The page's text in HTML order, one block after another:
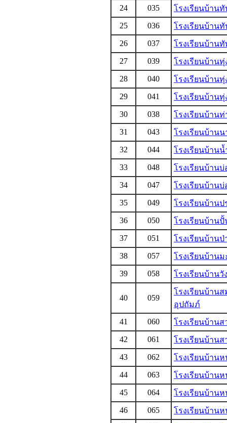
24
035
โรงเรียนบ้าน
25
036
โรงเรียนบ้าน
26
037
โรงเรียนบ้าน
27
039
โรงเรียนบ้านทุ่
28
040
โรงเรียนบ้าน
29
041
โรงเรียนบ้านทุ่
30
038
โรงเรียนบ้าน
31
043
โรงเรียนบ้าน
32
044
โรงเรียนบ้าน
33
048
โรงเรียนบ้านบ่
34
047
โรงเรียนบ้านบ่
35
049
โรงเรียนบ้านป
36
050
โรงเรียนบ้าน
37
051
โรงเรียนบ้านป่
38
057
โรงเรียนบ้าน
39
058 โรงเรียนบ้านวั
40 059
โรงเรียนบ้านส
อุปถัมภ์
41
060
โรงเรียนบ้าน
42
061
โรงเรียนบ้าน
43
062
โรงเรียนบ้าน
44
063
โรงเรียนบ้าน
45
064
โรงเรียนบ้าน
46
065
โรงเรียนบ้าน